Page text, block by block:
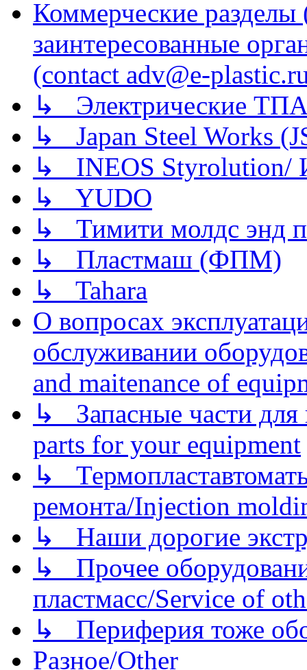
Коммерческие
заинтересованные
(contact adv@e-
↳ Электрические
↳ Japan Steel Works
↳ INEOS
↳ YUDO
↳ Тимити молдс энд
↳ Пластмаш (ФПМ)
↳ Tahara
О вопросах
обслуживании
and maitenance of
↳ Запасные части для
parts for your equipment
↳
ремонта/Injection
↳ Наши дорогие
↳ Прочее
пластмасс/Service of
↳ Периферия тоже
Разное/Other